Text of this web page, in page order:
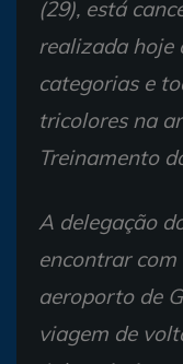
(29), está
realizada hoje
categorias e
tricolores na
Treinamento
A delegação
encontrar
aeroporto de
viagem de